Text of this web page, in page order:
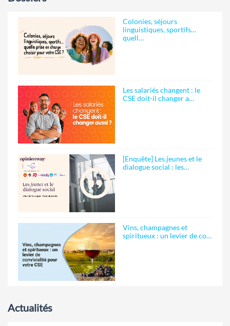
Colonies, séjours
linguistiques, sportifs…
quell…
Les salariés changent : le
CSE doit-il changer a…
[Enquête] Les jeunes et le
dialogue social : les…
Vins, champagnes et
spiritueux : un levier de co…
Actualités